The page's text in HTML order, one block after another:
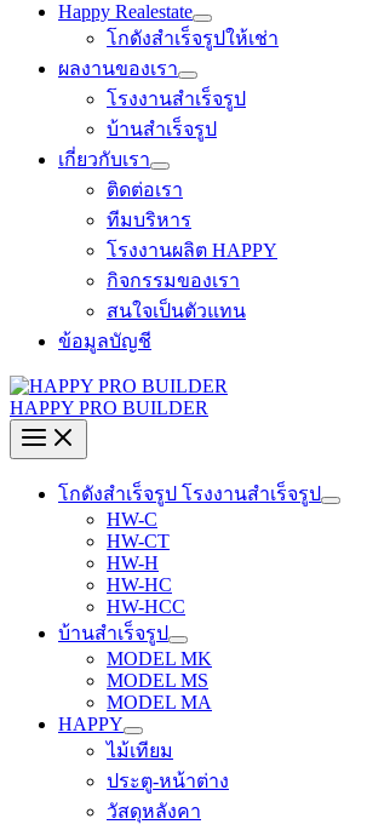
Happy Realestate
โกดังสำเร็จรูปให้เช่า
ผลงานของเรา
โรงงานสำเร็จรูป
บ้านสำเร็จรูป
เกี่ยวกับเรา
ติดต่อเรา
ทีมบริหาร
โรงงานผลิต HAPPY
กิจกรรมของเรา
สนใจเป็นตัวแทน
ข้อมูลบัญชี
HAPPY PRO BUILDER
โกดังสำเร็จรูป โรงงานสำเร็จรูป
HW-C
HW-CT
HW-H
HW-HC
HW-HCC
บ้านสำเร็จรูป
MODEL MK
MODEL MS
MODEL MA
HAPPY
ไม้เทียม
ประตู-หน้าต่าง
วัสดุหลังคา